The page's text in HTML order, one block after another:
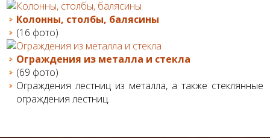
Колонны, столбы, балясины
(16 фото)
Ограждения из металла и стекла
(69 фото)
Ограждения лестниц из металла, а также стеклянные
ограждения лестниц.